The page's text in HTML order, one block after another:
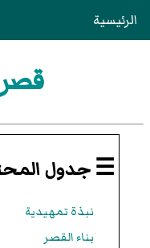
الرئيسية
☰ جدول
نبذة تمهيدية
بناء القصر